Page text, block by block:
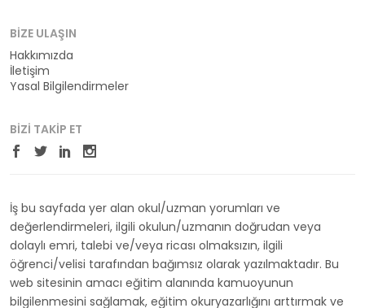
BIZE ULAŞIN
Hakkımızda
İletişim
Yasal Bilgilendirmeler
BIZI TAKIP ET
İş bu sayfada yer alan okul/uzman yorumları ve
değerlendirmeleri, ilgili okulun/uzmanın doğrudan veya
dolaylı emri, talebi ve/veya ricası olmaksızın, ilgili
öğrenci/velisi tarafından bağımsız olarak yazılmaktadır. Bu
web sitesinin amacı eğitim alanında kamuoyunun
bilgilenmesini sağlamak, eğitim okuryazarlığını arttırmak ve